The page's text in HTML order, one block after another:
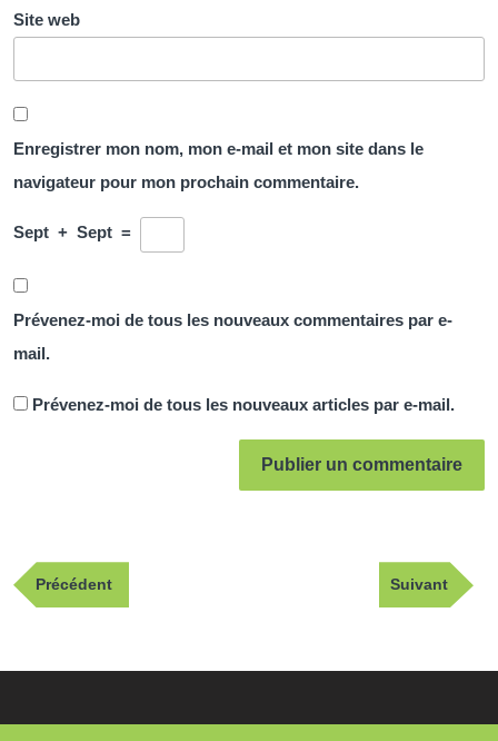
Site web
Enregistrer mon nom, mon e-mail et mon site dans le
navigateur pour mon prochain commentaire.
Sept + Sept =
Prévenez-moi de tous les nouveaux commentaires par e-
mail.
Prévenez-moi de tous les nouveaux articles par e-mail.
Navigation
dePublication
précédente
Précédent
Article
suivant
Suivant